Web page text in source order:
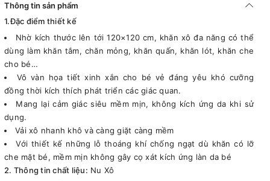
Thông tin sản phẩm
1.Đặc điểm thiết kế
Nhờ kích thước lên tới 120×120 cm, khăn xô đa năng có thể
dùng làm khăn tắm, chăn mỏng, khăn quấn, khăn lót, khăn che
cho bé…
Vô vàn họa tiết xinh xắn cho bé vẻ đáng yêu khó cưỡng
đồng thời kích thích phát triển các giác quan.
Mang lại cảm giác siêu mềm mịn, không kích ứng da khi sử
dụng.
Vải xô nhanh khô và càng giặt càng mềm
Với thiết kế những lỗ thoáng khí chống ngạt dù khăn có lỡ
che mặt bé, mềm mịn không gây cọ xát kích ứng làn da bé
2. Thông tin chất liệu: Nu Xô